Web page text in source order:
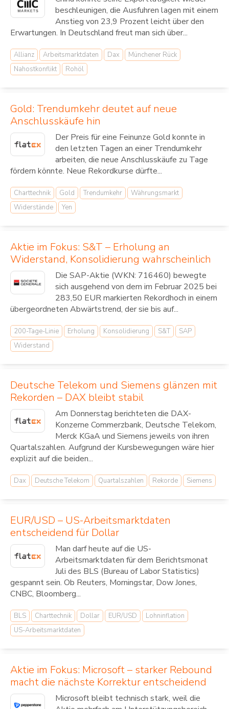
beschleunigen, die Ausfuhren lagen mit einem
Anstieg von 23,9 Prozent leicht über den
Erwartungen. In Deutschland freut man sich über...
Allianz Arbeitsmarktdaten Dax
Münchener Rück
Nahostkonflikt
Rohöl
Gold: Trendumkehr deutet auf neue
Anschlusskäufe hin
Der Preis für eine Feinunze Gold konnte in
den letzten Tagen an einer Trendumkehr
arbeiten, die neue Anschlusskäufe zu Tage
fördern könnte. Neue Rekordkurse dürfte...
Charttechnik Gold Trendumkehr
Währungsmarkt
Widerstände
Yen
Aktie im Fokus: S&T – Erholung an
Widerstand, Konsolidierung wahrscheinlich
Die SAP-Aktie (WKN: 716460) bewegte
sich ausgehend von dem im Februar 2025 bei
283,50 EUR markierten Rekordhoch in einem
übergeordneten Abwärtstrend, der sie bis auf...
200-Tage-Linie Erholung Konsolidierung S&T
SAP
Widerstand
Deutsche Telekom und Siemens glänzen mit
Rekorden – DAX bleibt stabil
Am Donnerstag berichteten die DAX-
Konzerne Commerzbank, Deutsche Telekom,
Merck KGaA und Siemens jeweils von ihren
Quartalszahlen. Aufgrund der Kursbewegungen wäre hier
explizit auf die beiden...
Dax Deutsche Telekom Quartalszahlen Rekorde Siemens
EUR/USD – US-Arbeitsmarktdaten
entscheidend für Dollar
Man darf heute auf die US-
Arbeitsmarktdaten für dem Berichtsmonat
Juli des BLS (Bureau of Labor Statistics)
gespannt sein. Ob Reuters, Morningstar, Dow Jones,
CNBC, Bloomberg...
BLS Charttechnik Dollar EUR/USD
Lohninflation
US-Arbeitsmarktdaten
Aktie im Fokus: Microsoft – starker Rebound
macht die nächste Korrektur entscheidend
Microsoft bleibt technisch stark, weil die